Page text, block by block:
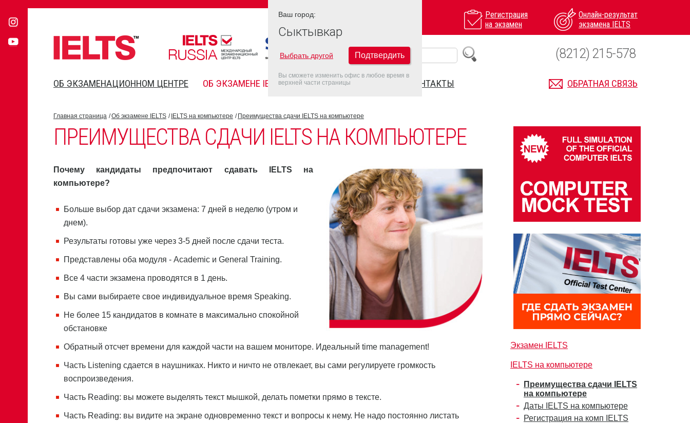
Регистрация
на экзамен
Онлайн-результат
экзамена IELTS
ОБ ЭКЗАМЕНАЦИОННОМ ЦЕНТРЕ ОБ ЭКЗАМЕНЕ IELTS FAQ ДАТЫ IELTS 2022 КОНТАКТЫ ОБРАТНАЯ СВЯЗЬ
(8212) 215-578
Главная страница Об экзамене IELTS IELTS на компьютере Преимущества сдачи IELTS на компьютере
ПРЕИМУЩЕСТВА СДАЧИ IELTS НА КОМПЬЮТЕРЕ
Почему кандидаты предпочитают сдавать IELTS на
компьютере?
Больше выбор дат сдачи экзамена: 7 дней в неделю (утром и
днем).
Результаты готовы уже через 3-5 дней после сдачи теста.
Представлены оба модуля - Academiс и General Training.
Все 4 части экзамена проводятся в 1 день.
Вы сами выбираете свое индивидуальное время Speaking.
Не более 15 кандидатов в комнате в максимально спокойной
обстановке
Обратный отсчет времени для каждой части на вашем мониторе. Идеальный time management!
Часть Listening сдается в наушниках. Никто и ничто не отвлекает, вы сами регулируете громкость
воспроизведения.
Часть Reading: вы можете выделять текст мышкой, делать пометки прямо в тексте.
Часть Reading: вы видите на экране одновременно текст и вопросы к нему. Не надо постоянно листать
Экзамен IELTS
IELTS на компьютере
Преимущества сдачи IELTS
на компьютере
Даты IELTS на компьютере
Регистрация на комп IELTS
Ваш город:
Сыктывкар
Выбрать другой Подтвердить
Вы сможете изменить офис в любое время в
верхней части страницы